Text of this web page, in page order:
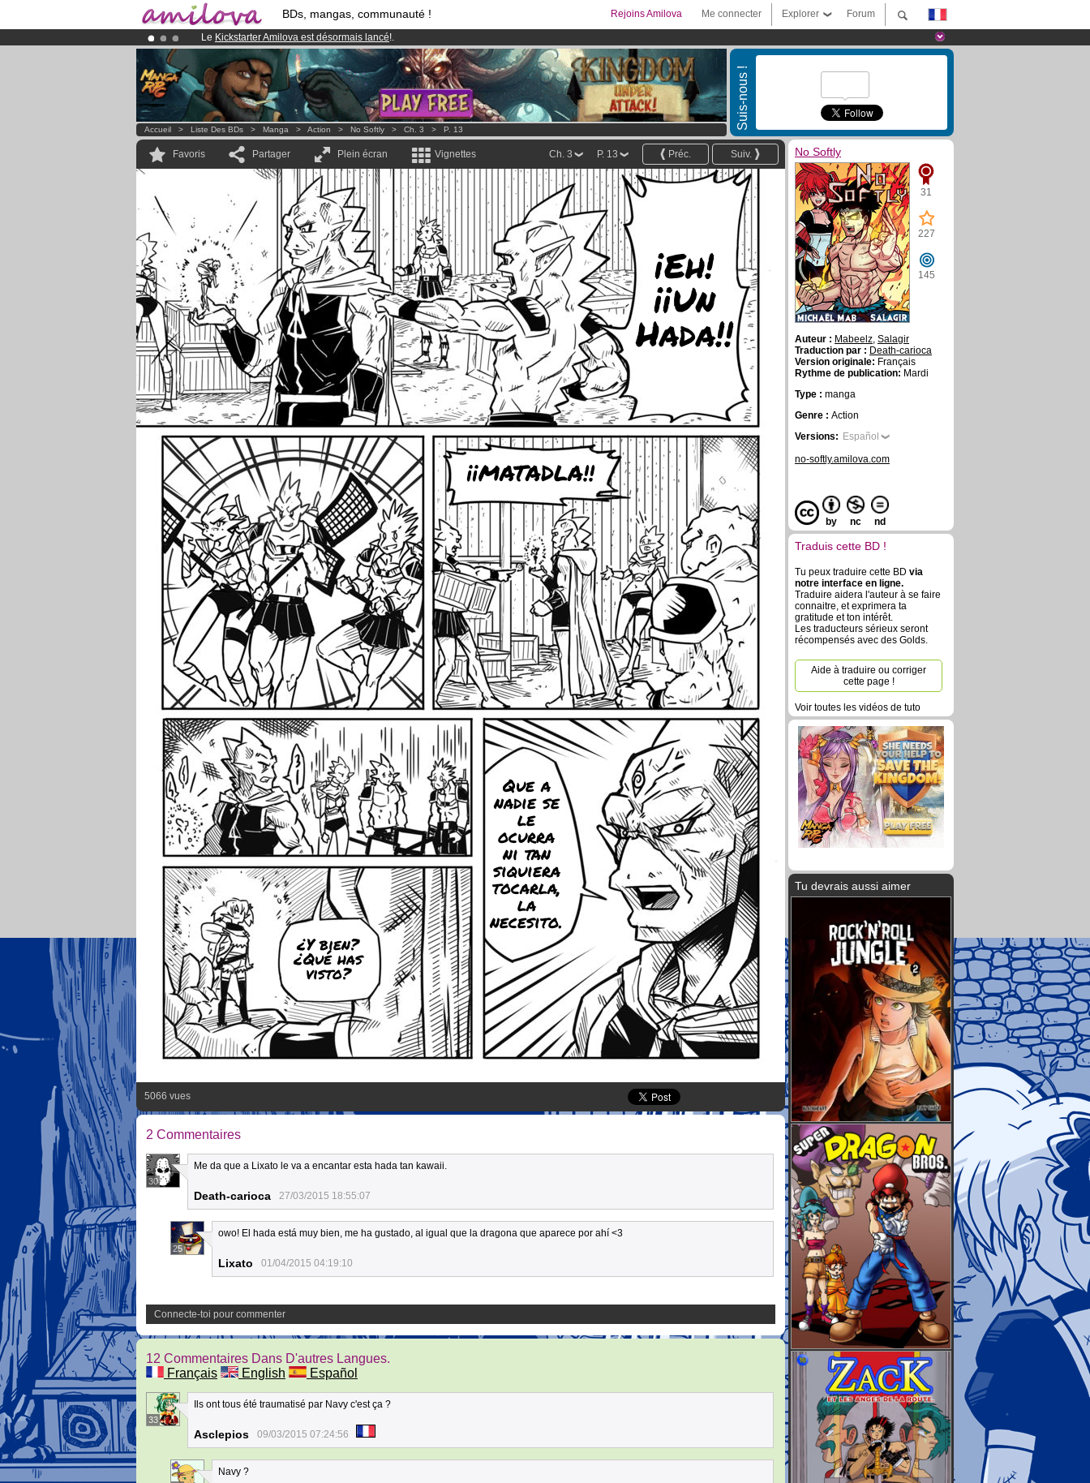
BDs, mangas, communauté ! Forum
Explorer
Me connecter
Rejoins Amilova
Le Kickstarter Amilova est désormais lancé!.
Déjà 100000membreset 1000BDs & Mangas!
Abonnement premium: à partir de
3.95 eurospar mois !Clique ici pour t'abonner
Suis-nous !
Accueil > Liste Des BDs > Manga > Action > No Softly > Ch. 3 > P. 13
Favoris Partager Plein écran Vignettes Suiv.
Préc.
P. 13
Ch. 3
¡Eh!
¡¡Un
Hada!!
¡¡MATADLA!!
Que a
nadie se
le
ocurra
ni tan
siquiera
tocarla,
la
necesito.
¿Y bien?
¿Qué has
visto?
5066 vues
2 Commentaires
30
Me da que a Lixato le va a encantar esta hada tan kawaii.
Death-carioca 27/03/2015 18:55:07
25
owo! El hada está muy bien, me ha gustado, al igual que la dragona que aparece por ahí <3
Lixato 01/04/2015 04:19:10
Connecte-toi pour commenter
12 Commentaires Dans D'autres Langues.
Français
English Español
33
Ils ont tous été traumatisé par Navy c'est ça ?
Asclepios 09/03/2015 07:24:56
Navy ?
No Softly
31
227
145
Auteur : Mabeelz, Salagir
Traduction par : Death-carioca
Version originale: Français
Rythme de publication: Mardi
Type : manga
Genre : Action
Versions: Español
no-softly.amilova.com
by nc nd
Traduis cette BD !
Tu peux traduire cette BD via
notre interface en ligne.
Traduire aidera l'auteur à se faire
connaitre, et exprimera ta
gratitude et ton intérêt.
Les traducteurs sérieux seront
récompensés avec des Golds.
Aide à traduire ou corriger
cette page !
Voir toutes les vidéos de tuto
Tu devrais aussi aimer